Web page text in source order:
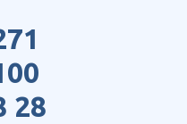
28